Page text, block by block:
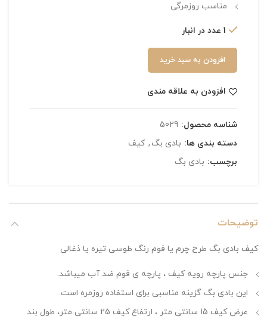
مناسب روزمرگی
1 عدد در انبار
افزودن به سبد خرید
افزودن به علاقه مندی
شناسه محصول: 5029
دسته بندی ها: بادی بگ , کیف
برچسب: بادی بگ
توضیحات
کیف بادی بگ طرح چرم یا فوم رنگ طوسی تیره یا ذغالی
جنس پارچه رویه کیف ، پارچه ی فوم ضد آب میباشد.
این بادی بگ گزینه مناسبی برای استفاده روزمره است.
عرض کیف 15 سانتی متر ، ارتفاع کیف 25 سانتی متر، طول بند